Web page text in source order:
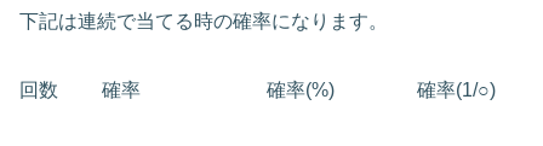
下記は連続で当てる時の確率になります。
回数 確率 確率(%) 確率(1/○)